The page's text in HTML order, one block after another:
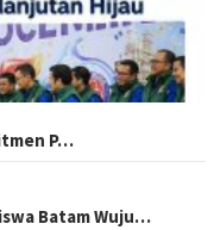
P…
Batam Wuju…